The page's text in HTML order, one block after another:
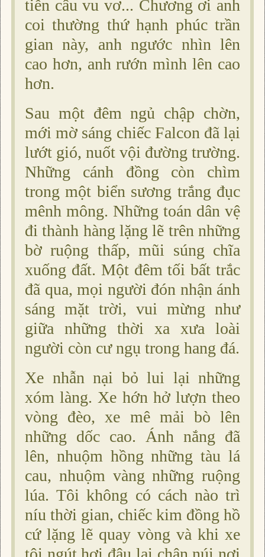
tiễn câu vu vơ... Chương ơi anh
coi thường thứ hạnh phúc trần
gian này, anh ngước nhìn lên
cao hơn, anh rướn mình lên cao
hơn.
Sau một đêm ngủ chập chờn,
mới mờ sáng chiếc Falcon đã lại
lướt gió, nuốt vội đường trường.
Những cánh đồng còn chìm
trong một biển sương trắng đục
mênh mông. Những toán dân vệ
đi thành hàng lặng lẽ trên những
bờ ruộng thấp, mũi súng chĩa
xuống đất. Một đêm tối bất trắc
đã qua, mọi người đón nhận ánh
sáng mặt trời, vui mừng như
giữa những thời xa xưa loài
người còn cư ngụ trong hang đá.
Xe nhẫn nại bỏ lui lại những
xóm làng. Xe hớn hở lượn theo
vòng đèo, xe mê mải bò lên
những dốc cao. Ánh nắng đã
lên, nhuộm hồng những tàu lá
cau, nhuộm vàng những ruộng
lúa. Tôi không có cách nào trì
níu thời gian, chiếc kim đồng hồ
cứ lặng lẽ quay vòng và khi xe